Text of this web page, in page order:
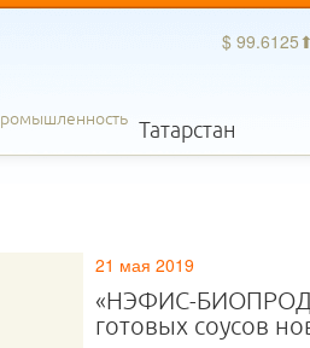
$
Татарстан
21 мая 2019
«НЭФИС-
готовых соусов